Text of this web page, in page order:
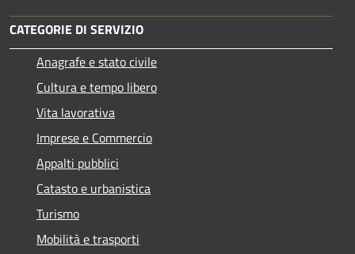
CATEGORIE DI SERVIZIO
Anagrafe e stato civile
Cultura e tempo libero
Vita lavorativa
Imprese e Commercio
Appalti pubblici
Catasto e urbanistica
Turismo
Mobilità e trasporti